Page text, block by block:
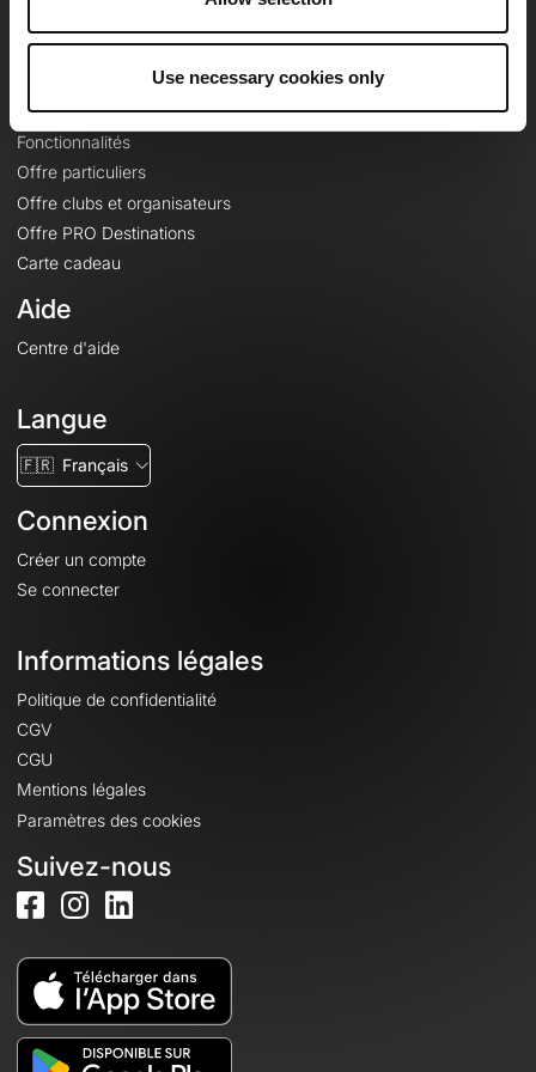
Use necessary cookies only
Le Mag'
Fonds de cartes topographiques
Fonctionnalités
Offre particuliers
Offre clubs et organisateurs
Offre PRO Destinations
Carte cadeau
Aide
Centre d'aide
Langue
🇫🇷 Français
Connexion
Créer un compte
Se connecter
Informations légales
Politique de confidentialité
CGV
CGU
Mentions légales
Paramètres des cookies
Suivez-nous